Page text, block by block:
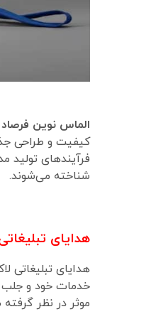
الماس نوین فرصاد
کیفیت و طراحی
فرآیندهای تولید
شناخته می‌شوند.
هدایای
هدایای تبلیغاتی
خدمات خود و جلب
موثر در نظر